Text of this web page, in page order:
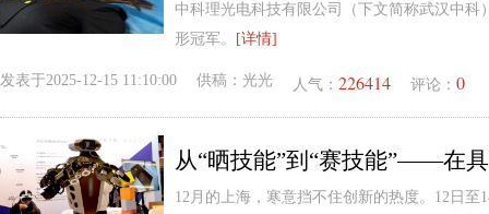
中科理光电科技有限公司（下文简称武汉中
形冠军。
[详情]
发表于2025-12-15 11:10:00 供稿： 光光 人气： 226414 评论： 0
12月的上海，寒意挡不住创新的热度。12日